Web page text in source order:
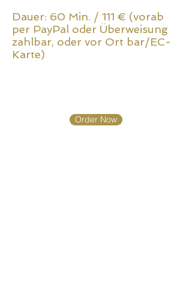
Dauer: 60 Min. / 111 € (vorab
per PayPal oder Überweisung
zahlbar, oder vor Ort bar/EC-
Karte)
Order Now